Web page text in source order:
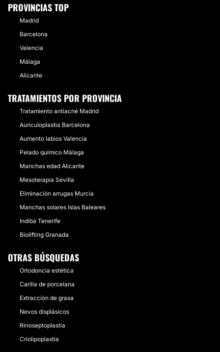
PROVINCIAS TOP
Madrid
Barcelona
Valencia
Málaga
Alicante
TRATAMIENTOS POR PROVINCIA
Tratamiento antiacné Madrid
Auriculoplastia Barcelona
Aumento labios Valencia
Pelado químico Málaga
Manchas edad Alicante
Mesoterapia Sevilla
Eliminación arrugas Murcia
Manchas solares Islas Baleares
Indiba Tenerife
Biolifting Granada
OTRAS BÚSQUEDAS
Ortodoncia estética
Carilla de porcelana
Extracción de grasa
Nevos displásicos
Rinoseptoplastia
Criolipoplastia